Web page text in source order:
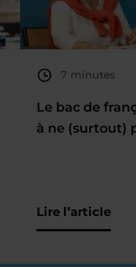
7 minutes
Le bac de
à ne (surtout)
Lire l’article